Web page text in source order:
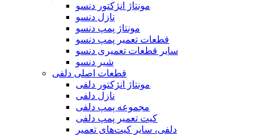
مونتاژ انژکتور دنسو
نازل دنسو
مونتاژ پمپ دنسو
قطعات تعمیر پمپ دنسو
سایر قطعات تعمیری دنسو
شیر دنسو
قطعات اصلی دلفی
مونتاژ انژکتور دلفی
نازل دلفی
مجموعه پمپ دلفی
کیت تعمیر پمپ دلفی
دلفی، سایر کیت‌های تعمیر